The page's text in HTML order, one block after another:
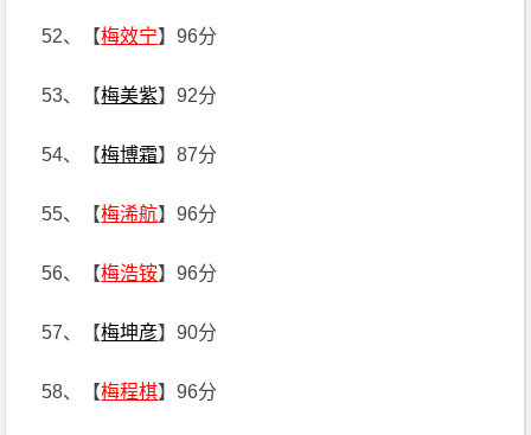
52、【梅效宁】96分
53、【梅美紫】92分
54、【梅博霜】87分
55、【梅浠航】96分
56、【梅浩铵】96分
57、【梅坤彦】90分
58、【梅程棋】96分